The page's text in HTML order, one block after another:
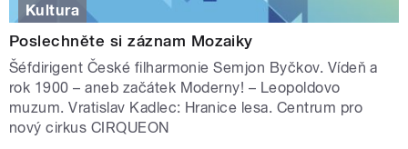
Kultura
Poslechněte si záznam Mozaiky
Šéfdirigent České filharmonie Semjon Byčkov. Vídeň a
rok 1900 – aneb začátek Moderny! – Leopoldovo
muzum. Vratislav Kadlec: Hranice lesa. Centrum pro
nový cirkus CIRQUEON